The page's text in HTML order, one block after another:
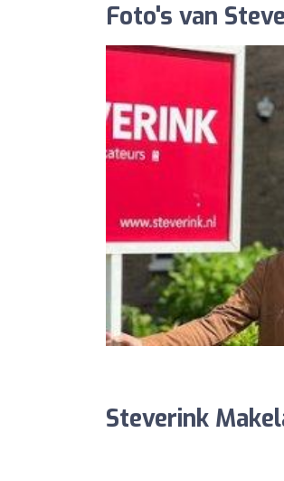
Foto's van
Steverink